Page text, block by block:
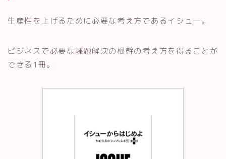
生産性を上げるために必要な考え方であるイシュー。
ビジネスで必要な課題解決の根幹の考え方を得ることが
できる1冊。